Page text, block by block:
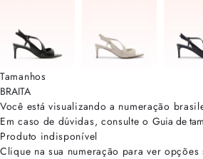
Tamanhos
BRAITA
Você está visualizando a numeração
Em caso de dúvidas, consulte o Guia de
Produto indisponível
Clique na sua numeração para ver